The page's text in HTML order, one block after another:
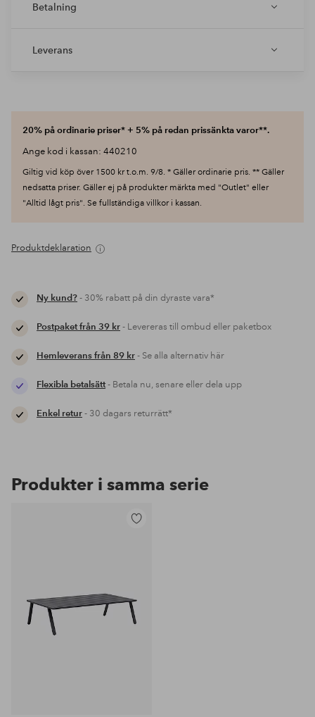
Betalning
Leverans
20% på ordinarie priser* + 5% på redan prissänkta varor**.
Ange kod i kassan: 440210
Giltig vid köp över 1500 kr t.o.m. 9/8. * Gäller ordinarie pris. ** Gäller
nedsatta priser. Gäller ej på produkter märkta med "Outlet" eller
"Alltid lågt pris". Se fullständiga villkor i kassan.
Produktdeklaration
Ny kund?- 30% rabatt på din dyraste vara*
Postpaket från 39 kr- Levereras till ombud eller paketbox
Hemleverans från 89 kr- Se alla alternativ här
Flexibla betalsätt- Betala nu, senare eller dela upp
Enkel retur- 30 dagars returrätt*
Produkter i samma serie